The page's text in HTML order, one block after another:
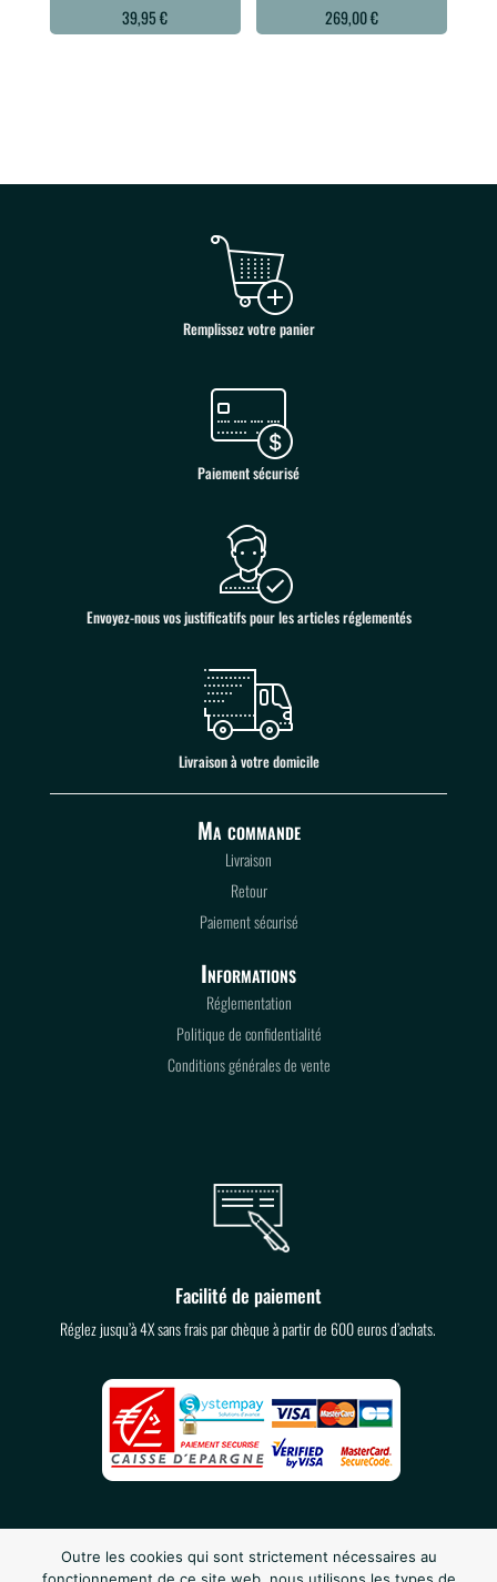
39,95€ 269,00€
Remplissez votre panier
Paiement sécurisé
Envoyez-nous vos justificatifs pour les articles réglementés
Livraison à votre domicile
Ma commande
Livraison
Retour
Paiement sécurisé
Informations
Réglementation
Politique de confidentialité
Conditions générales de vente
Facilité de paiement
Réglez jusqu’à 4X sans frais par chèque à partir de 600 euros d’achats.
Outre les cookies qui sont strictement nécessaires au